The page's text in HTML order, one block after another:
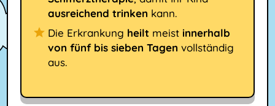
ausreichend trinken kann.
Die Erkrankung heilt meist innerhalb
von fünf bis sieben Tagenvollständig
aus.